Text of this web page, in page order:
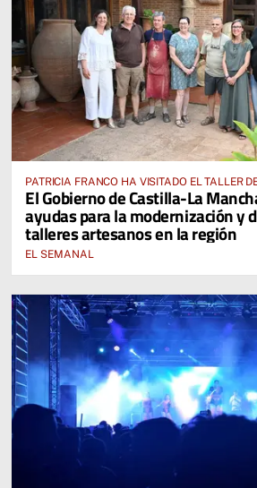
PATRICIA FRANCO HA VISITADO EL TALLER
HERMANOS PEÑO EN VILLAFRANCA DE LOS
El Gobierno de Castilla-La
ayudas para la modernización y
talleres artesanos en la región
EL SEMANAL